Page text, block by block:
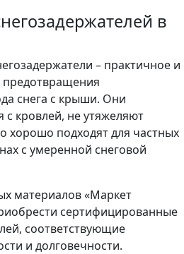
в
– практичное и
предотвращения
снега с крыши. Они
кровлей, не утяжеляют
хорошо подходят для частных
с умеренной снеговой
материалов «Маркет
сертифицированные
соответствующие
и долговечности.